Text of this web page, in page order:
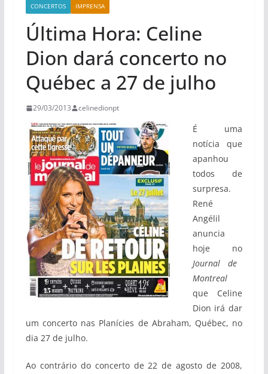
CONCERTOS IMPRENSA
Última Hora: Celine
Dion dará concerto no
Québec a 27 de julho
29/03/2013 celinedionpt
É uma
notícia que
apanhou
todos de
surpresa.
René
Angélil
anuncia
hoje no
Journal de
Montreal
que Celine
Dion irá dar
um concerto nas Planícies de Abraham, Québec, no
dia 27 de julho.
Ao contrário do concerto de 22 de agosto de 2008,